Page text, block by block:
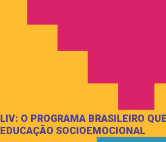
LIV: O PROGRAMA BRASILEIRO
EDUCAÇÃO SOCIOEMOCIONAL